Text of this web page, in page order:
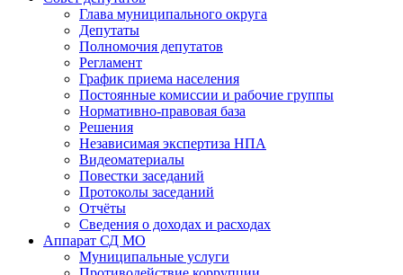
Глава муниципального округа
Депутаты
Полномочия депутатов
Регламент
График приема населения
Постоянные комиссии и рабочие группы
Нормативно-правовая база
Решения
Независимая экспертиза НПА
Видеоматериалы
Повестки заседаний
Протоколы заседаний
Отчёты
Сведения о доходах и расходах
Аппарат СД МО
Муниципальные услуги